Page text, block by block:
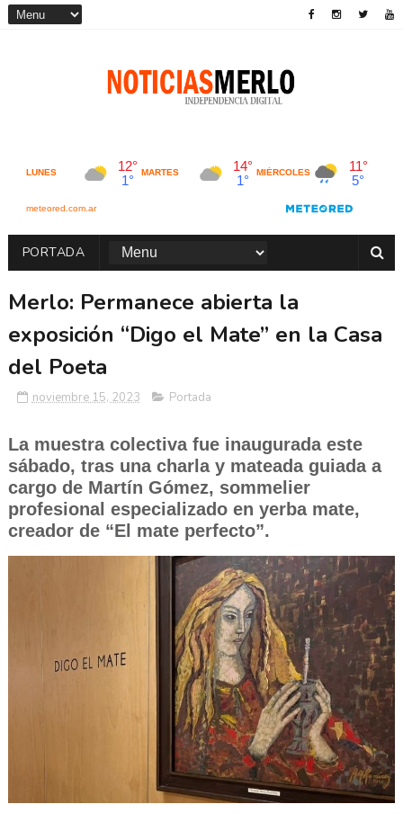
PORTADA
Merlo: Permanece abierta la
exposición “Digo el Mate” en la Casa
del Poeta
noviembre 15, 2023 Portada
La muestra colectiva fue inaugurada este
sábado, tras una charla y mateada guiada a
cargo de Martín Gómez, sommelier
profesional especializado en yerba mate,
creador de “El mate perfecto”.